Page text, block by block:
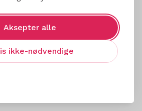
Aksepter alle
ikke-nødvendige